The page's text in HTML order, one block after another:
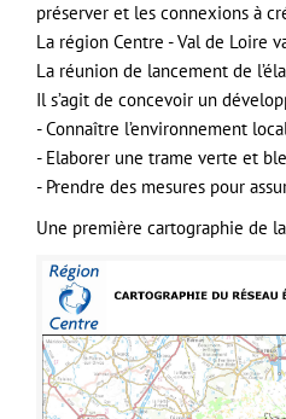
préserver et les connexions à
La région Centre - Val de Loire
La réunion de lancement de
Il s’agit de concevoir un
- Connaître l’environnement
- Elaborer une trame verte et
- Prendre des mesures pour
Une première cartographie de